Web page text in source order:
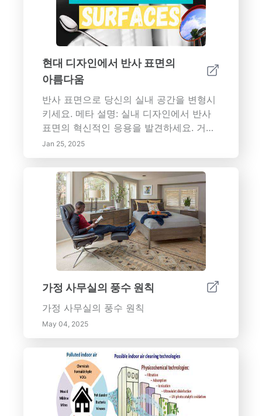
현대 디자인에서 반사 표면의
아름다움
반사 표면으로 당신의 실내 공간을 변형시
키세요. 메타 설명: 실내 디자인에서 반사
표면의 혁신적인 응용을 발견하세요. 거울,
세련된 금속 및 유리 요소가 어떻게 빛을
강화하고 공간을 창조하며 미적 감각을 높
이는지 탐구하세요. 주거 및 상업 환경에서
반사 재료를 통합할 때의 이점, 디자인 전
략 및 유지 관리 팁을 알아보세요.--- 실내
디자인에서의 반사 표면 응용 반사 표면을
전략적으로 사용하여 실내 공간을 향상시
켜 보세요! 자연광을 극대화하는 거울에서
부터 넓은 공간을 시각적으로 만들어주는
반짝이는 마감재에 이르기까지 이러한 요
소는 현대 디자인에서 핵심입니다. 반사 표
면이 어떻게 당신의 실내를 아름답게 할 뿐
만 아니라 기분과 기능성도 개선하는지 알
아보세요. 주요 이점 포함: - 자연광 향상:
효과적으로 빛을 반사하여 더 밝고 매력적
인 공간을 만듭니다. - 인지된 공간 확장:
교묘한 거울 배치로 작은 공간을 넓은 휴식
처로 변환합니다. - 미적 매력 증대: 다양한
반사 재료로 세련미와 동적인 시각 경험을
추가합니다. - 다기능성 촉진: 다기능 가구
Jan 25, 2025
가정 사무실의 풍수 원칙
가정 사무실의 풍수 원칙
May 04, 2025